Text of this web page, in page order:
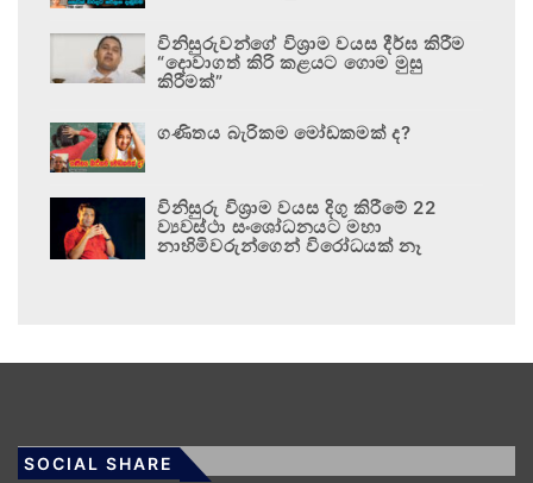
විනිසුරුවන්ගේ විශ්‍රාම වයස දීර්ඝ කිරීම
“දොවාගත් කිරි කළයට ගොම මුසු
කිරීමක්”
ගණිතය බැරිකම මෝඩකමක් ද?
විනිසුරු විශ්‍රාම වයස දිගු කිරීමේ 22
ව්‍යවස්ථා සංශෝධනයට මහා
නාහිමිවරුන්ගෙන් විරෝධයක් නෑ
SOCIAL SHARE